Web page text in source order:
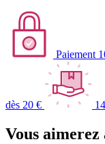
Paiement
dès 20 €
Vous aimerez